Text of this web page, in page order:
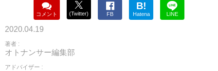
コメント (Twitter) FB
B!
Hatena LINE
2020.04.19
著者 :
オトナンサー編集部
アドバイザー :